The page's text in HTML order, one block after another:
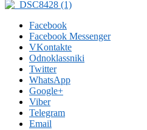
Facebook
Facebook Messenger
VKontakte
Odnoklassniki
Twitter
WhatsApp
Google+
Viber
Telegram
Email